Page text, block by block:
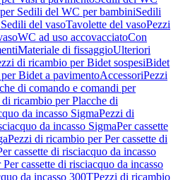
Sedili del WC per bambiniSedili
del vasoTavolette del vasoPezzi
WC ad uso accovacciatoCon
Materiale di fissaggioUlteriori
di ricambio per Bidet sospesiBidet
Bidet a pavimentoAccessoriPezzi
di comando e comandi per
di ricambio per Placche di
da incasso SigmaPezzi di
da incasso SigmaPer cassette
Pezzi di ricambio per Per cassette di
cassette di risciacquo da incasso
cassette di risciacquo da incasso
da incasso 300TPezzi di ricambio